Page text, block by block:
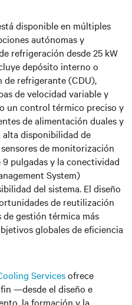
disponible en múltiples
autónomas y
refrigeración desde 25 kW
depósito interno o
refrigerante (CDU),
de velocidad variable y
un control térmico preciso y
de alimentación duales y
alta disponibilidad de
de monitorización
pulgadas y la conectividad
System)
del sistema. El diseño
de reutilización
gestión térmica más
globales de eficiencia
Servicesofrece
—desde el diseño e
la formación y la